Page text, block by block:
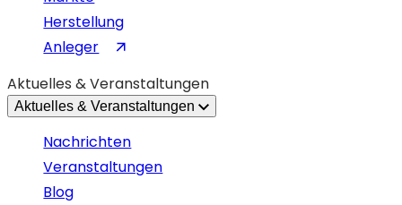
Herstellung
Anleger
einem
neuen
geöffnet)
Aktuelles & Veranstaltungen
Aktuelles & Veranstaltungen
Nachrichten
Veranstaltungen
Blog